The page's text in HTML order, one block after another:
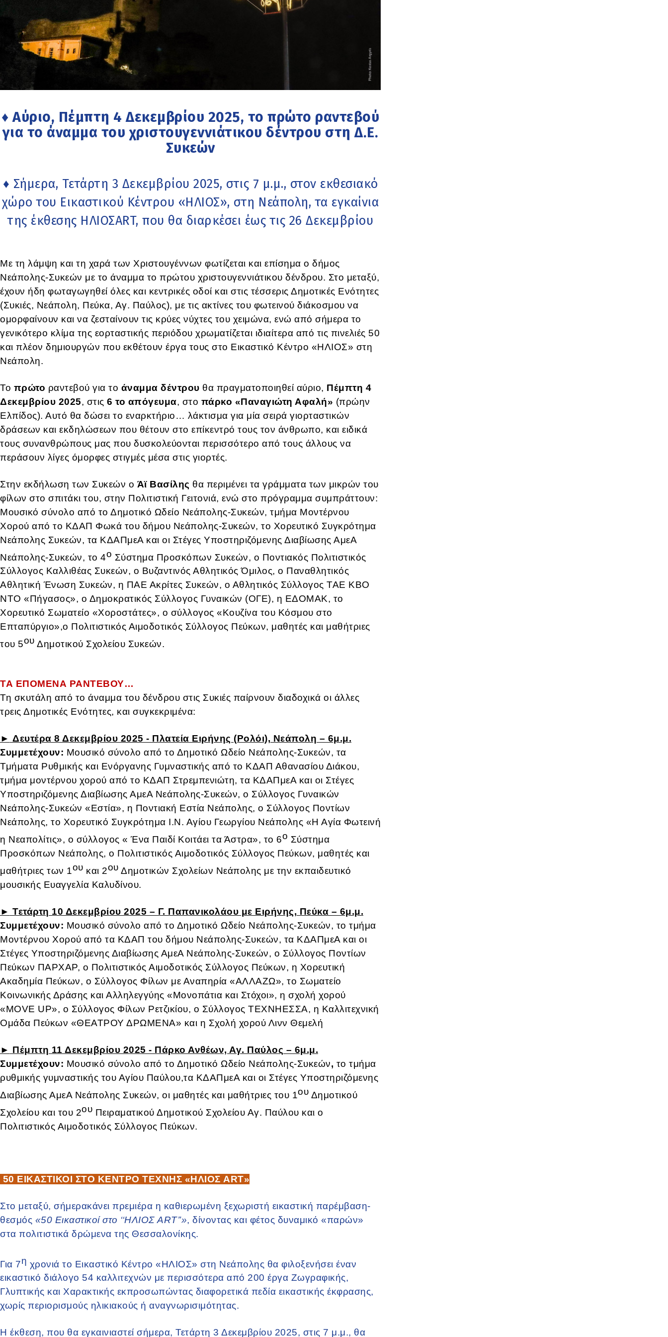
♦ Αύριο, Πέμπτη 4 Δεκεμβρίου 2025, το πρώτο ραντεβού
για το άναμμα του χριστουγεννιάτικου δέντρου στη Δ.Ε.
Συκεών
♦ Σήμερα, Τετάρτη 3 Δεκεμβρίου 2025, στις 7 μ.μ., στον εκθεσιακό
χώρο του Εικαστικού Κέντρου «ΗΛΙΟΣ», στη Νεάπολη, τα εγκαίνια
της έκθεσης ΗΛΙΟΣART, που θα διαρκέσει έως τις 26 Δεκεμβρίου
Με τη λάμψη και τη χαρά των Χριστουγέννων φωτίζεται και επίσημα ο δήμος
Νεάπολης-Συκεών με το άναμμα το πρώτου χριστουγεννιάτικου δένδρου. Στο μεταξύ,
έχουν ήδη φωταγωγηθεί όλες και κεντρικές οδοί και στις τέσσερις Δημοτικές Ενότητες
(Συκιές, Νεάπολη, Πεύκα, Αγ. Παύλος), με τις ακτίνες του φωτεινού διάκοσμου να
ομορφαίνουν και να ζεσταίνουν τις κρύες νύχτες του χειμώνα, ενώ από σήμερα το
γενικότερο κλίμα της εορταστικής περιόδου χρωματίζεται ιδιαίτερα από τις πινελιές 50
και πλέον δημιουργών που εκθέτουν έργα τους στο Εικαστικό Κέντρο «ΗΛΙΟΣ» στη
Νεάπολη.
Το πρώτο ραντεβού για το άναμμα δέντρου θα πραγματοποιηθεί αύριο, Πέμπτη 4
Δεκεμβρίου 2025, στις 6 το απόγευμα, στο πάρκο «Παναγιώτη Αφαλή» (πρώην
Ελπίδος). Αυτό θα δώσει το εναρκτήριο… λάκτισμα για μία σειρά γιορταστικών
δράσεων και εκδηλώσεων που θέτουν στο επίκεντρό τους τον άνθρωπο, και ειδικά
τους συνανθρώπους μας που δυσκολεύονται περισσότερο από τους άλλους να
περάσουν λίγες όμορφες στιγμές μέσα στις γιορτές.
Στην εκδήλωση των Συκεών ο Άϊ Βασίλης θα περιμένει τα γράμματα των μικρών του
φίλων στο σπιτάκι του, στην Πολιτιστική Γειτονιά, ενώ στο πρόγραμμα συμπράττουν:
Μουσικό σύνολο από το Δημοτικό Ωδείο Νεάπολης-Συκεών, τμήμα Μοντέρνου
Χορού από το ΚΔΑΠ Φωκά του δήμου Νεάπολης-Συκεών, το Χορευτικό Συγκρότημα
Νεάπολης Συκεών, τα ΚΔΑΠμεΑ και οι Στέγες Υποστηριζόμενης Διαβίωσης ΑμεΑ
Νεάπολης-Συκεών, το 4ο Σύστημα Προσκόπων Συκεών, o Ποντιακός Πολιτιστικός
Σύλλογος Καλλιθέας Συκεών, ο Βυζαντινός Αθλητικός Όμιλος, ο Παναθλητικός
Αθλητική Ένωση Συκεών, η ΠΑΕ Ακρίτες Συκεών, ο Αθλητικός Σύλλογος ΤΑΕ ΚΒΟ
ΝΤΟ «Πήγασος», ο Δημοκρατικός Σύλλογος Γυναικών (ΟΓΕ), η ΕΔΟΜΑΚ, το
Χορευτικό Σωματείο «Χοροστάτες», ο σύλλογος «Κουζίνα του Κόσμου στο
Επταπύργιο»,ο Πολιτιστικός Αιμοδοτικός Σύλλογος Πεύκων, μαθητές και μαθήτριες
του 5ου Δημοτικού Σχολείου Συκεών.
ΤΑ ΕΠΟΜΕΝΑ ΡΑΝΤΕΒΟΥ…
Τη σκυτάλη από το άναμμα του δένδρου στις Συκιές παίρνουν διαδοχικά οι άλλες
τρεις Δημοτικές Ενότητες, και συγκεκριμένα:
► Δευτέρα 8 Δεκεμβρίου 2025 - Πλατεία Ειρήνης (Ρολόι), Νεάπολη – 6μ.μ.
Συμμετέχουν: Μουσικό σύνολο από το Δημοτικό Ωδείο Νεάπολης-Συκεών, τα
Τμήματα Ρυθμικής και Ενόργανης Γυμναστικής από το ΚΔΑΠ Αθανασίου Διάκου,
τμήμα μοντέρνου χορού από το ΚΔΑΠ Στρεμπενιώτη, τα ΚΔΑΠμεΑ και οι Στέγες
Υποστηριζόμενης Διαβίωσης ΑμεΑ Νεάπολης-Συκεών, ο Σύλλογος Γυναικών
Νεάπολης-Συκεών «Εστία», η Ποντιακή Εστία Νεάπολης, ο Σύλλογος Ποντίων
Νεάπολης, το Χορευτικό Συγκρότημα Ι.Ν. Αγίου Γεωργίου Νεάπολης «Η Αγία Φωτεινή
η Νεαπολίτις», ο σύλλογος « Ένα Παιδί Κοιτάει τα Άστρα», το 6ο Σύστημα
Προσκόπων Νεάπολης, ο Πολιτιστικός Αιμοδοτικός Σύλλογος Πεύκων, μαθητές και
μαθήτριες των 1ου και 2ου Δημοτικών Σχολείων Νεάπολης με την εκπαιδευτικό
μουσικής Ευαγγελία Καλυδίνου.
► Τετάρτη 10 Δεκεμβρίου 2025 – Γ. Παπανικολάου με Ειρήνης, Πεύκα – 6μ.μ.
Συμμετέχουν: Μουσικό σύνολο από το Δημοτικό Ωδείο Νεάπολης-Συκεών, το τμήμα
Μοντέρνου Χορού από τα ΚΔΑΠ του δήμου Νεάπολης-Συκεών, τα ΚΔΑΠμεΑ και οι
Στέγες Υποστηριζόμενης Διαβίωσης ΑμεΑ Νεάπολης-Συκεών, ο Σύλλογος Ποντίων
Πεύκων ΠΑΡΧΑΡ, ο Πολιτιστικός Αιμοδοτικός Σύλλογος Πεύκων, η Χορευτική
Ακαδημία Πεύκων, ο Σύλλογος Φίλων με Αναπηρία «ΑΛΛΑΖΩ», το Σωματείο
Κοινωνικής Δράσης και Αλληλεγγύης «Μονοπάτια και Στόχοι», η σχολή χορού
«MOVE UP», ο Σύλλογος Φίλων Ρετζικίου, ο Σύλλογος ΤΕΧΝΗΕΣΣΑ, η Καλλιτεχνική
Ομάδα Πεύκων «ΘΕΑΤΡΟΥ ΔΡΩΜΕΝΑ» και η Σχολή χορού Λινν Θεμελή
► Πέμπτη 11 Δεκεμβρίου 2025 - Πάρκο Ανθέων, Αγ. Παύλος – 6μ.μ.
Συμμετέχουν: Μουσικό σύνολο από το Δημοτικό Ωδείο Νεάπολης-Συκεών, το τμήμα
ρυθμικής γυμναστικής του Αγίου Παύλου,τα ΚΔΑΠμεΑ και οι Στέγες Υποστηριζόμενης
Διαβίωσης ΑμεΑ Νεάπολης Συκεών, οι μαθητές και μαθήτριες του 1ου Δημοτικού
Σχολείου και του 2ου Πειραματικού Δημοτικού Σχολείου Αγ. Παύλου και ο
Πολιτιστικός Αιμοδοτικός Σύλλογος Πεύκων.
50 ΕΙΚΑΣΤΙΚΟΙ ΣΤΟ ΚΕΝΤΡΟ ΤΕΧΝΗΣ «ΗΛΙΟΣ ART»
Στο μεταξύ, σήμερακάνει πρεμιέρα η καθιερωμένη ξεχωριστή εικαστική παρέμβαση-
θεσμός «50 Εικαστικοί στο ‘‘ΗΛΙΟΣ ART’’», δίνοντας και φέτος δυναμικό «παρών»
στα πολιτιστικά δρώμενα της Θεσσαλονίκης.
Για 7η χρονιά το Εικαστικό Κέντρο «ΗΛΙΟΣ» στη Νεάπολης θα φιλοξενήσει έναν
εικαστικό διάλογο 54 καλλιτεχνών με περισσότερα από 200 έργα Ζωγραφικής,
Γλυπτικής και Χαρακτικής εκπροσωπώντας διαφορετικά πεδία εικαστικής έκφρασης,
χωρίς περιορισμούς ηλικιακούς ή αναγνωρισιμότητας.
Η έκθεση, που θα εγκαινιαστεί σήμερα, Τετάρτη 3 Δεκεμβρίου 2025, στις 7 μ.μ., θα